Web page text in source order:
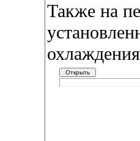
Также на